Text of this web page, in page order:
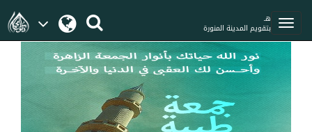
هـ
بتقويم المدينة المنورة